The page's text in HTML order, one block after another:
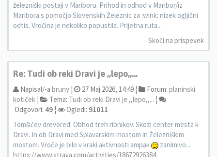
železniški postaji v Mariboru. Prihod in odhod v Maribor/iz
Maribora s pomočjo Slovenskih Železnic za :wink: nizek ogljični
odtis. Vročina je nekoliko popustila. Prijetna ruta...
Skoči na prispevek
Re: Tudi ob reki Dravi je ,,lepo,,...
Napisal/-a bruny ¦ 27 Maj 2026, 14:49 ¦ Forum: planinski
kotiček ¦ Tema: Tudi ob reki Dravi je ,,lepo,,... ¦
Odgovori: 49 ¦ Ogledi: 91011
Tomšičev drevored. Obhod treh ribnikov. Skozi center mesta k
Dravi. In ob Dravi med Splavarskim mostom in Železniškim
mostom. Vroče je bilo v kraki aktivnosti ampak
zanimivo...
https://www.strava.com/activities/18672926384